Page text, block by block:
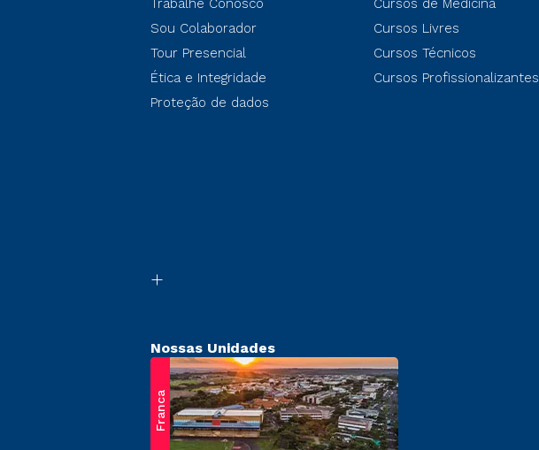
Trabalhe Conosco
Sou Colaborador
Tour Presencial
Ética e Integridade
Proteção de dados
Cursos de Medicina
Cursos Livres
Cursos Técnicos
Cursos Profissionalizantes
Nossas Unidades
Franca